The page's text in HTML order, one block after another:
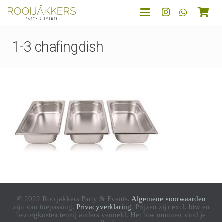
1-3 chafingdish
© 2022 Rooijakkers Party & Events. Algemene voorwaarden
zijn van toepassing. Privacyverklaring. Prijzen zijn excl. btw en
bezorgkosten tenzij anders vermeld. Het btw nummer vind je